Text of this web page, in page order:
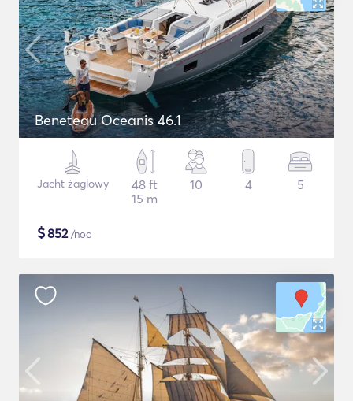
Beneteau Oceanis 46.1
Jacht żaglowy
48 ft
15 m
10 4 5
$852/noc